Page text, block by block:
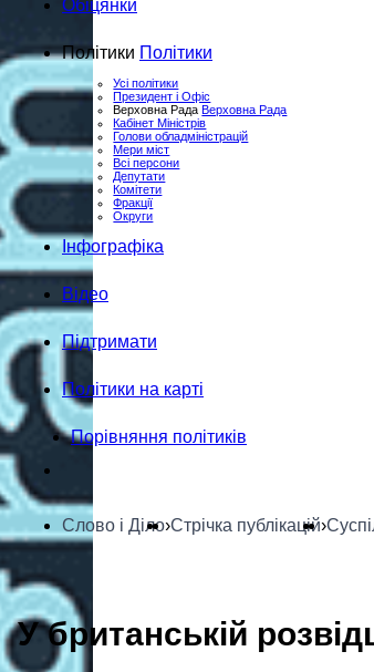
Обiцянки
Полiтики Полiтики
Усі політики
Президент і Офіс
Верховна Рада Верховна Рада
Кабінет Міністрів
Голови обладміністрацій
Мери міст
Всі персони
Депутати
Комітети
Фракції
Округи
Інфографіка
Відео
Підтримати
Політики на карті
Порівняння політиків
Слово і Діло›Стрічка публікацій›
У британській